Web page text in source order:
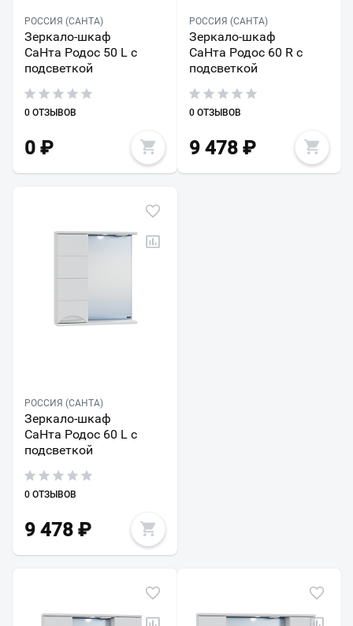
РОССИЯ (САНТА)
Зеркало-шкаф
СаНта Родос 50 L с
подсветкой
0 ОТЗЫВОВ
0 ₽
РОССИЯ (САНТА)
Зеркало-шкаф
СаНта Родос 60 R с
подсветкой
0 ОТЗЫВОВ
9 478₽
РОССИЯ (САНТА)
Зеркало-шкаф
СаНта Родос 60 L с
подсветкой
0 ОТЗЫВОВ
9 478 ₽